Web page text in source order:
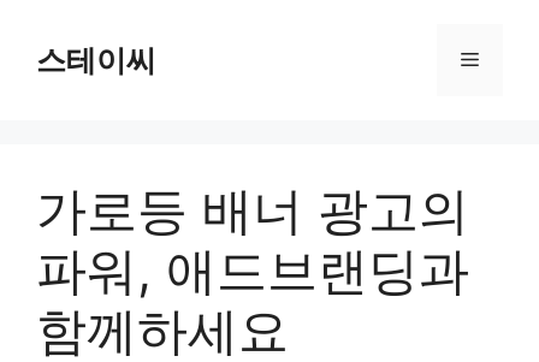
content스테이씨 Menu
가로등 배너 광고의
파워, 애드브랜딩과
함께하세요